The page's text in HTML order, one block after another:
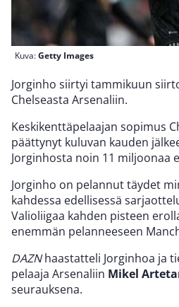
Kuva:Getty Images
Jorginho siirtyi tammikuun
Chelseasta Arsenaliin.
Keskikenttäpelaajan sopimus
päättynyt kuluvan kauden
Jorginhosta noin 11 miljoonaa
Jorginho on pelannut täydet
kahdessa edellisessä
Valioliigaa kahden pisteen
enemmän pelanneeseen
DAZNhaastatteli Jorginhoa ja
pelaaja Arsenaliin Mikel
seurauksena.